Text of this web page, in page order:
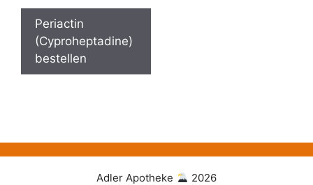
Periactin
(Cyproheptadine)
bestellen
Adler Apotheke
2026